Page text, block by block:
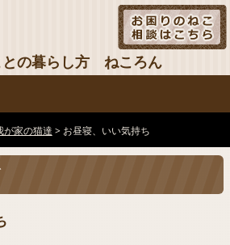
との暮らし方 ねころん
が家の猫達 > お昼寝、いい気持ち